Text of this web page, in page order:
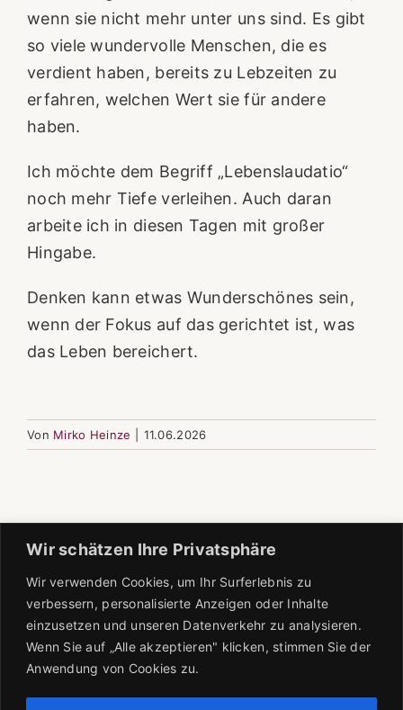
Wir schätzen Ihre Privatsphäre
Wir verwenden Cookies, um Ihr Surferlebnis zu
verbessern, personalisierte Anzeigen oder Inhalte
einzusetzen und unseren Datenverkehr zu analysieren.
Wenn Sie auf „Alle akzeptieren" klicken, stimmen Sie der
Anwendung von Cookies zu.
wenn sie nicht mehr unter uns sind. Es gibt
so viele wundervolle Menschen, die es
verdient haben, bereits zu Lebzeiten zu
erfahren, welchen Wert sie für andere
haben.
Ich möchte dem Begriff „Lebenslaudatio“
noch mehr Tiefe verleihen. Auch daran
arbeite ich in diesen Tagen mit großer
Hingabe.
Denken kann etwas Wunderschönes sein,
wenn der Fokus auf das gerichtet ist, was
das Leben bereichert.
Von Mirko Heinze 11.06.2026